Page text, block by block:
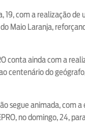
com a realização
Maio Laranja,
conta ainda com a
centenário do
segue animada, com a
no domingo, 24,